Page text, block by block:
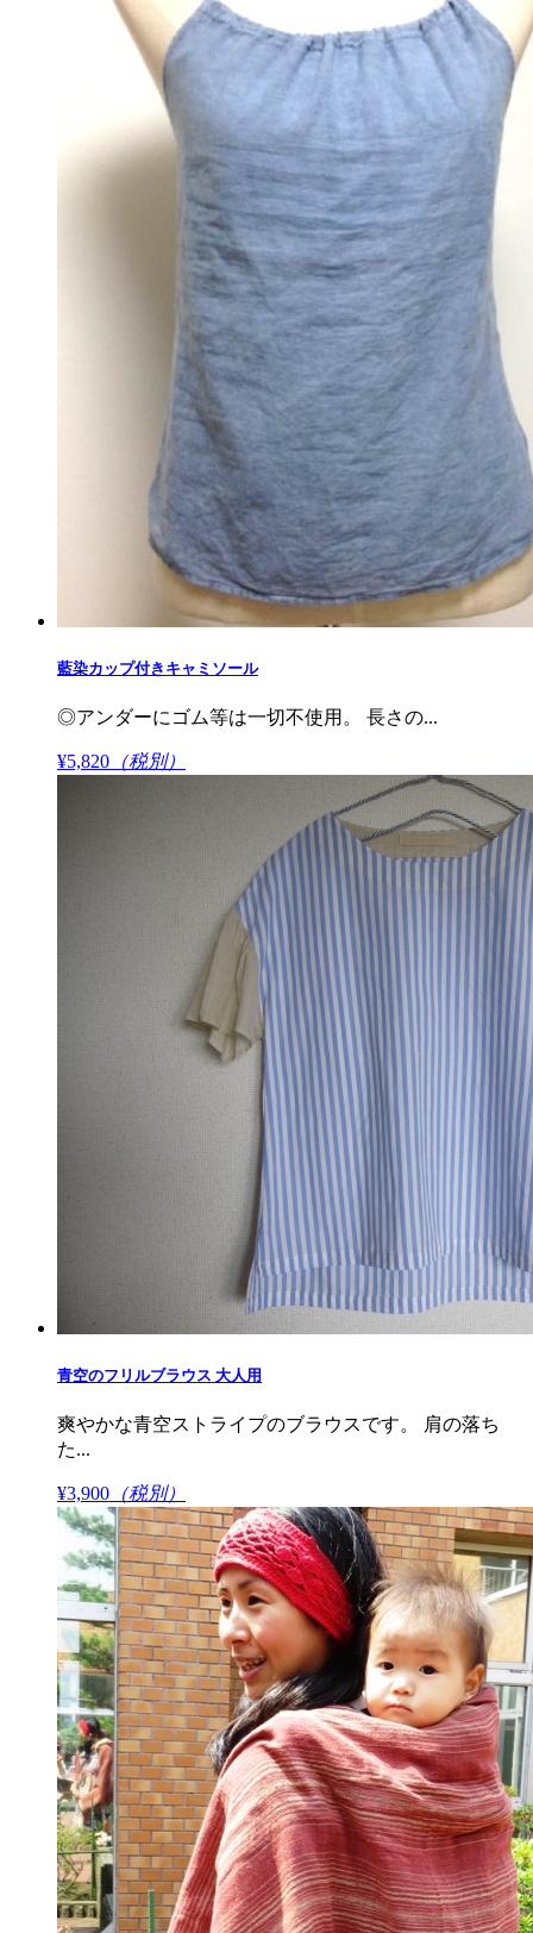
藍染カップ付きキャミソール
◎アンダーにゴム等は一切不使用。 長さの...
¥5,820 （税別）
青空のフリルブラウス 大人用
爽やかな青空ストライプのブラウスです。 肩の落ち
た...
¥3,900 （税別）